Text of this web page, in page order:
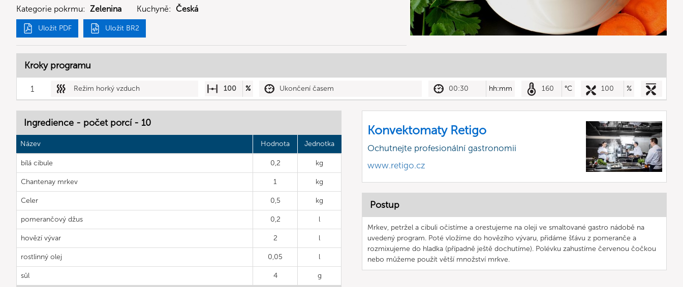
Kategorie pokrmu: Zelenina Kuchyně: Česká
Uložit PDF Uložit BR2
Kroky programu
1 Režim horký vzduch 100 % Ukončení časem 00:30 hh:mm 160 °C 100 %
Ingredience - počet porcí - 10
Název Hodnota Jednotka
bílá cibule 0,2 kg
Chantenay mrkev 1 kg
Celer 0,5 kg
pomerančový džus 0,2 l
hovězí vývar 2 l
rostlinný olej 0,05 l
sůl 4 g
Konvektomaty Retigo
Ochutnejte profesionální gastronomii
www.retigo.cz
Postup
Mrkev, petržel a cibuli očistíme a orestujeme na oleji ve smaltované gastro nádobě na
uvedený program. Poté vložíme do hovězího vývaru, přidáme šťávu z pomeranče a
rozmixujeme do hladka (případně ještě dochutíme). Polévku zahustíme červenou čočkou
nebo můžeme použít větší množství mrkve.